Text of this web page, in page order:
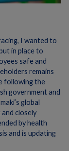
I wanted to
in place to
safe and
remains
following the
government and
global
and closely
by health
and is updating